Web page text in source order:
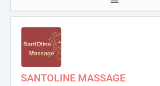
SANTOLINE MASSAGE